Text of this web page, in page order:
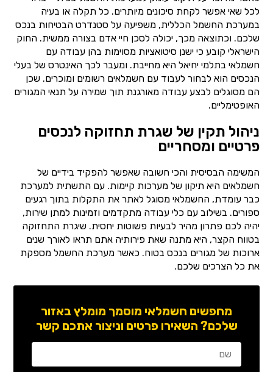
לכל שאי אפשר לקחת סיכונים מיותרים. כל תקלה או בעיה
במערכת החשמל הכללית, משפיעה על סטנדרט הבטיחות בנכס
שלכם. וכתוצאה מכך, יכולה לסכן חיי אדם בצורה ממשית. החוק
הישראלי קובע כי ישנן סיטואציות מסוימות בהן עבודה עם
חשמלאי בתלמי יחיאל היא מחייבת. ומעבר לכך האינטרס של בעלי
הנכסים הוא לבחור לעבוד עם חשמלאים רשומים ומוכרים. שכן
הם מסוגלים לבצע עבודה מאורגנת תוך שמירה על תנאי המגורים
האופטימליים.
ניהול תקין של שגרת תחזוקה לנכסים
פרטיים ומסחריים
המשימה הבסיסית והכי חשובה שאפשר להפקיד בידיים של
חשמלאים היא תיקון של מערכות קיימות. עם התשתית למערכת
כבר עומדת, החשמלאי מסוגל לאתר את התקלות בתוך רגעים
ספורים. בשילוב עם כלי עבודה מתקדמים וזמינות למתן שירות,
יהיה לכם פתרון מהיר לבעיות פשוטות יחסית. שיגרת התחזוקה
בטווח הקצר, היא מתנה שאת פירותיה אתם תראו לאורך שנים
ארוכות של מגורים בנכס בטוח. כאשר מערכת החשמל מספקת
את כל הצרכים שלכם.
מחפשים חשמלאי מוסמך מומלץ באזור
שלכם? השאירו פרטים וניצור אתכם קשר